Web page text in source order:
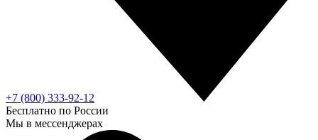
+7 (800) 333-92-12
Бесплатно по России
Мы в мессенджерах